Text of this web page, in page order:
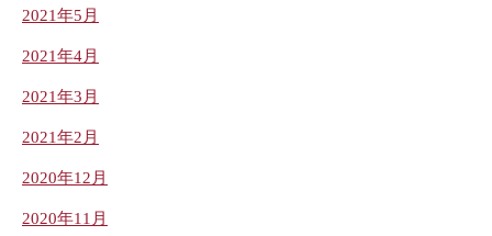
2021年5月
2021年4月
2021年3月
2021年2月
2020年12月
2020年11月